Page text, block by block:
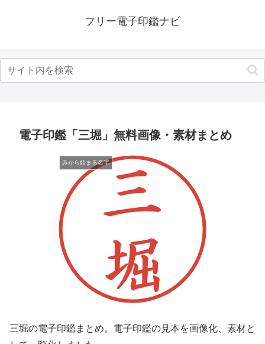
フリー電子印鑑ナビ
電子印鑑「三堀」無料画像・素材まとめ
みから始まる名字
三堀の電子印鑑まとめ。電子印鑑の見本を画像化、素材と